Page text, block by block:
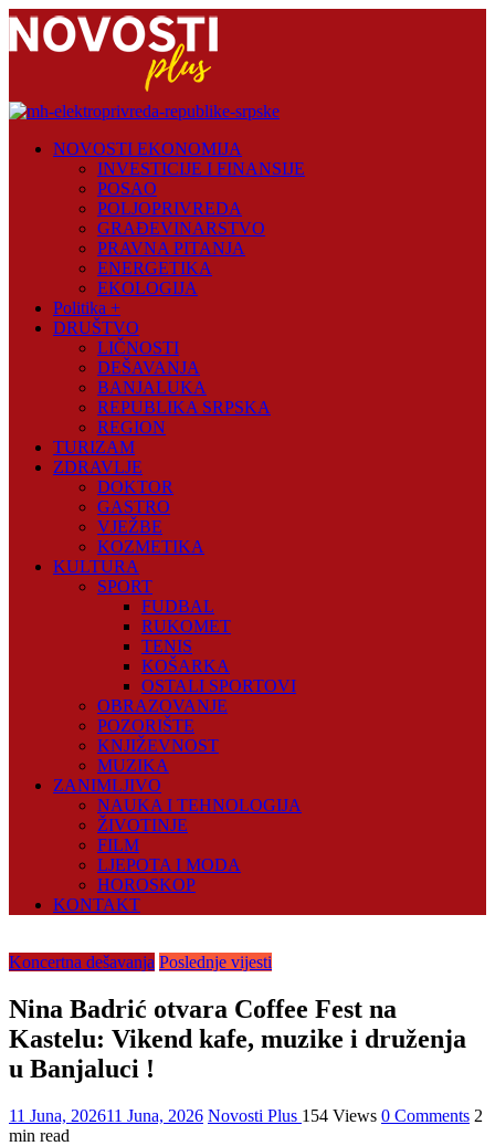
Skip
to
content
Plus
NOVOSTI EKONOMIJA
INVESTICIJE I FINANSIJE
POSAO
POLJOPRIVREDA
GRAĐEVINARSTVO
PRAVNA PITANJA
ENERGETIKA
EKOLOGIJA
Politika +
DRUŠTVO
LIČNOSTI
DEŠAVANJA
BANJALUKA
REPUBLIKA SRPSKA
REGION
TURIZAM
ZDRAVLJE
DOKTOR
GASTRO
VJEŽBE
KOZMETIKA
KULTURA
SPORT
FUDBAL
RUKOMET
TENIS
KOŠARKA
OSTALI SPORTOVI
OBRAZOVANJE
POZORIŠTE
KNJIŽEVNOST
MUZIKA
ZANIMLJIVO
NAUKA I TEHNOLOGIJA
ŽIVOTINJE
FILM
LJEPOTA I MODA
HOROSKOP
KONTAKT
Koncertna dešavanja Poslednje vijesti
Nina Badrić otvara Coffee Fest na
Kastelu: Vikend kafe, muzike i druženja
u Banjaluci !
11 Juna, 202611 Juna, 2026 Novosti Plus 154 Views 0 Comments 2
min read